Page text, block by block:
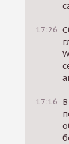
17:26
17:16